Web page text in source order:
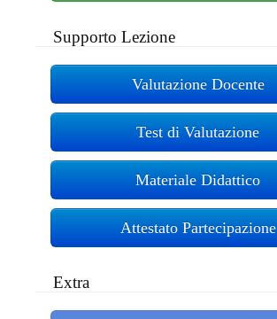
Supporto Lezione
Valutazione Docente
Test di Valutazione
Materiale Didattico
Attestato Partecipazione
Extra